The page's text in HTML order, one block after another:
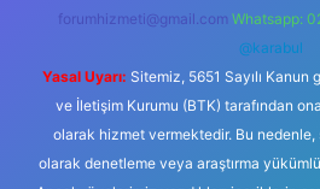
forumhizmeti@gmail.com Whatsapp:
@karabul
Yasal Uyarı: Sitemiz, 5651 Sayılı
ve İletişim Kurumu (BTK) tarafından
olarak hizmet vermektedir. Bu
olarak denetleme veya araştırma